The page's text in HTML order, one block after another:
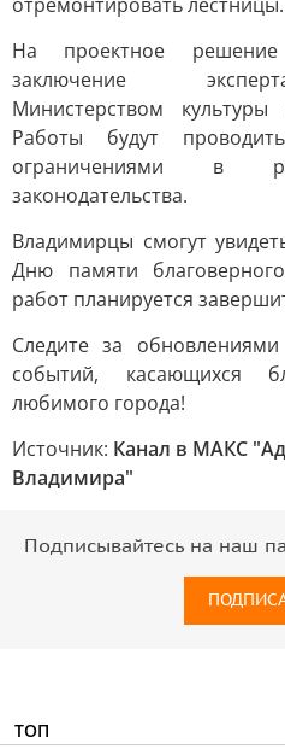
На проектное
заключение
Министерством
Работы будут
ограничениями в
законодательства.
Владимирцы смогут
Дню памяти
работ планируется
Следите за
событий, касающихся
любимого города!
Источник: Канал в МАКС
Владимира"
Подписывайтесь на наш
ТОП